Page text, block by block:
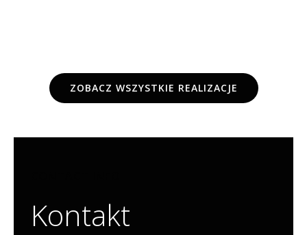
ZOBACZ WSZYSTKIE REALIZACJE
Kontakt